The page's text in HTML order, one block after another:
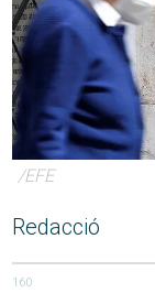
/EFE
Redacció
160